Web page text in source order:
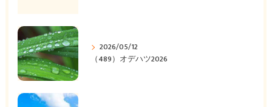
2026/05/12
（489）オデハツ2026